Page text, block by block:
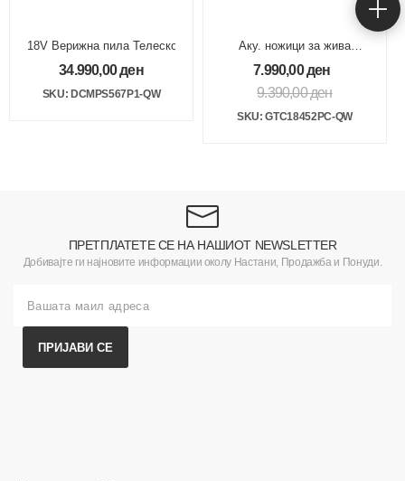
18V Верижна пила Телескоп 1x5Ah
34.990,00ден
SKU: DCMPS567P1-QW
Аку. ножици за жива
ограда 18V 45cm 2Ah
7.990,00ден
9.390,00ден
SKU: GTC18452PC-QW
ПРЕТПЛАТЕТЕ СЕ НА НАШИОТ NEWSLETTER
Добивајте ги најновите информации околу Настани, Продажба и Понуди.
ПРИЈАВИ СЕ